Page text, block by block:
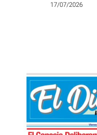
17/07/2026